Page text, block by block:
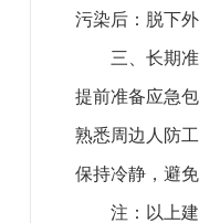
污染后：脱下
三、长期
提前准备应急
熟悉周边人防
保持冷静，避
注：以上